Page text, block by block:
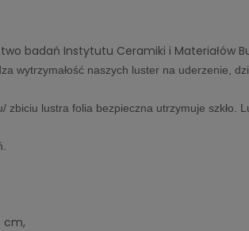
badań Instytutu Ceramiki i Materiałów
wytrzymałość naszych luster na uderzenie,
zbiciu lustra folia bezpieczna utrzymuje szkło.
cm,